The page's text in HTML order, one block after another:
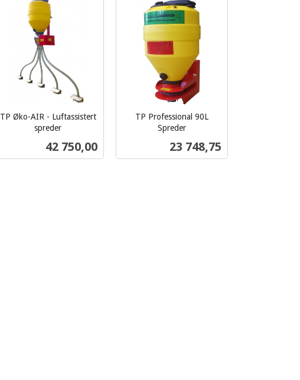
TP Øko-AIR - Luftassistert
spreder
Pris
42 750,00
TP Professional 90L
Spreder
Pris
23 748,75